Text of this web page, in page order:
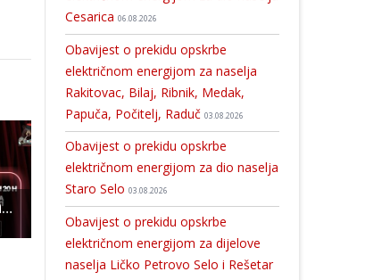
Bloger Krule sa showom „Obrana i zaštita od gluposti“ u Gospiću! LAG Lika organizira prvi LAG hackathon u Hrvatskoj – mladi će razvijati i provoditi rješenja za izazove ruralnih sredina
Cesarica 06.08.2026
Obavijest o prekidu opskrbe
električnom energijom za naselja
Rakitovac, Bilaj, Ribnik, Medak,
Papuča, Počitelj, Raduč 03.08.2026
Obavijest o prekidu opskrbe
električnom energijom za dio naselja
Staro Selo 03.08.2026
Obavijest o prekidu opskrbe
električnom energijom za dijelove
naselja Ličko Petrovo Selo i Rešetar